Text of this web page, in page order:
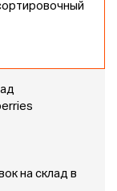
на склад в